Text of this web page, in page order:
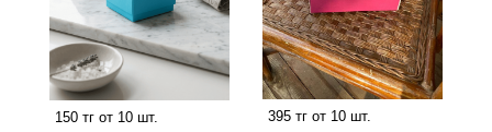
150 тг от 10 шт. 395 тг от 10 шт.